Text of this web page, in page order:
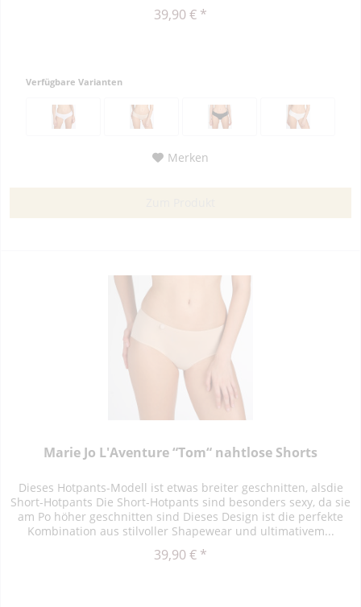
39,90 € *
Verfügbare Varianten
Merken
Marie Jo L'Aventure “Tom“ nahtlose Shorts
Dieses Hotpants-Modell ist etwas breiter geschnitten, alsdie
Short-Hotpants Die Short-Hotpants sind besonders sexy, da sie
am Po höher geschnitten sind Dieses Design ist die perfekte
Kombination aus stilvoller Shapewear und ultimativem...
39,90 € *